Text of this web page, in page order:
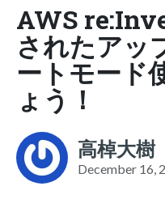
AWS
されたアッ
ートモード
ょう！
高棹大樹
December 16,